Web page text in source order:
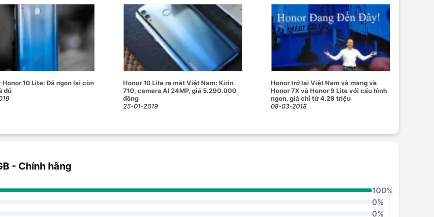
chính xác, mang lại hình ảnh ấn tượng
tạo AI. Honor 10 Lite trang bị camera
đẹp được tích hợp sẵn chắc chắn làm
Hà Mobile
và sẵn sàng đến tay người
trình hỗ trợ mua hàng hấp dẫn. Mọi
nhất.
Honor 10 Lite: Đã ngon lại còn
đủ
Honor 10 Lite ra mắt Việt Nam: Kirin
710, camera AI 24MP, giá 5.290.000
đồng
25-01-2019
Honor trở lại Việt Nam và mang về
Honor 7X và Honor 9 Lite với cấu hình
ngon, giá chỉ từ 4.29 triệu
08-03-2018
- Chính hãng
100%
0%
0%